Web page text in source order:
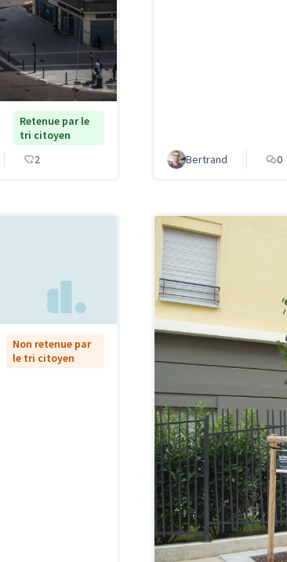
Retenue par le
tri citoyen
2 Bertrand 0
Non retenue par
le tri citoyen